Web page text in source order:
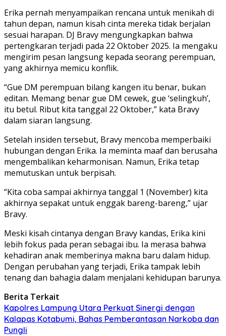
Erika pernah menyampaikan rencana untuk menikah di
tahun depan, namun kisah cinta mereka tidak berjalan
sesuai harapan. DJ Bravy mengungkapkan bahwa
pertengkaran terjadi pada 22 Oktober 2025. Ia mengaku
mengirim pesan langsung kepada seorang perempuan,
yang akhirnya memicu konflik.
“Gue DM perempuan bilang kangen itu benar, bukan
editan. Memang benar gue DM cewek, gue ‘selingkuh’,
itu betul. Ribut kita tanggal 22 Oktober,” kata Bravy
dalam siaran langsung.
Setelah insiden tersebut, Bravy mencoba memperbaiki
hubungan dengan Erika. Ia meminta maaf dan berusaha
mengembalikan keharmonisan. Namun, Erika tetap
memutuskan untuk berpisah.
“Kita coba sampai akhirnya tanggal 1 (November) kita
akhirnya sepakat untuk enggak bareng-bareng,” ujar
Bravy.
Meski kisah cintanya dengan Bravy kandas, Erika kini
lebih fokus pada peran sebagai ibu. Ia merasa bahwa
kehadiran anak memberinya makna baru dalam hidup.
Dengan perubahan yang terjadi, Erika tampak lebih
tenang dan bahagia dalam menjalani kehidupan barunya.
Berita Terkait
Kapolres Lampung Utara Perkuat Sinergi dengan
Kalapas Kotabumi, Bahas Pemberantasan Narkoba dan
Pungli